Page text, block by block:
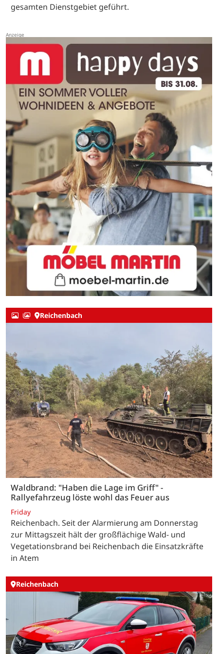
gesamten Dienstgebiet geführt.
Reichenbach
Waldbrand: "Haben die Lage im Griff" -
Rallyefahrzeug löste wohl das Feuer aus
Friday
Reichenbach. Seit der Alarmierung am Donnerstag
zur Mittagszeit hält der großflächige Wald- und
Vegetationsbrand bei Reichenbach die Einsatzkräfte
in Atem
Reichenbach